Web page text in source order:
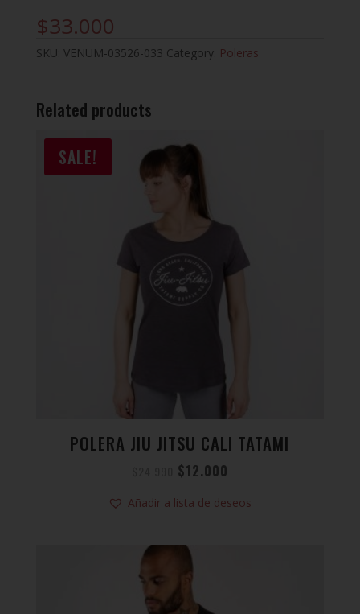
GREY
quantity
$33.000
SKU: VENUM-03526-033 Category: Poleras
Related products
SALE!
POLERA JIU JITSU CALI TATAMI
$12.000
Añadir a lista de deseos